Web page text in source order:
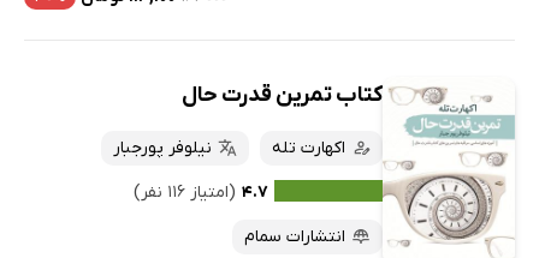
کتاب تمرین قدرت حال
اکهارت تله
نیلوفر پورجبار
۴.۷ (امتیاز ۱۱۶ نفر)
انتشارات سمام